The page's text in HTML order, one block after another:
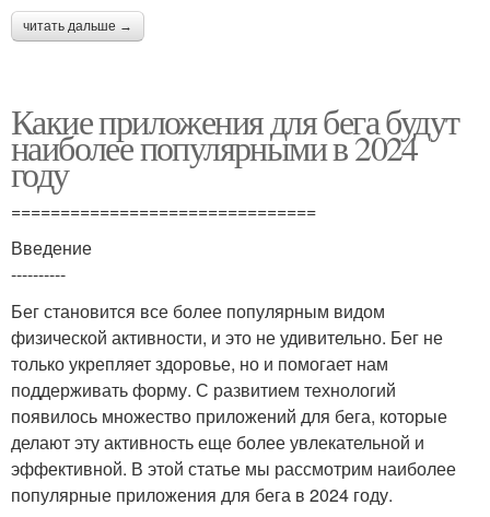
читать дальше →
Какие приложения для бега будут
наиболее популярными в 2024
году
===============================
Введение
----------
Бег становится все более популярным видом
физической активности, и это не удивительно. Бег не
только укрепляет здоровье, но и помогает нам
поддерживать форму. С развитием технологий
появилось множество приложений для бега, которые
делают эту активность еще более увлекательной и
эффективной. В этой статье мы рассмотрим наиболее
популярные приложения для бега в 2024 году.